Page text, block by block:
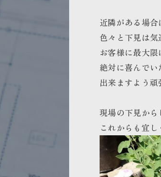
近隣がある場
色々と下見は気
お客様に最大
絶対に喜んで
出来ますよう頑
現場の下見か
これからも宜し